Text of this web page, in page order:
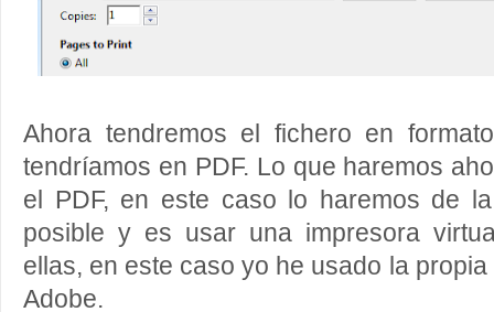
Ahora tendremos el fichero en
tendríamos en PDF. Lo que haremos
el PDF, en este caso lo haremos de
posible y es usar una impresora
ellas, en este caso yo he usado la
Adobe.